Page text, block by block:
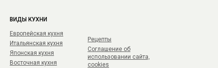
ВИДЫ КУХНИ
Европейская кухня
Итальянская кухня
Японская кухня
Восточная кухня
Рецепты
Соглашение об
использовании сайта,
cookies